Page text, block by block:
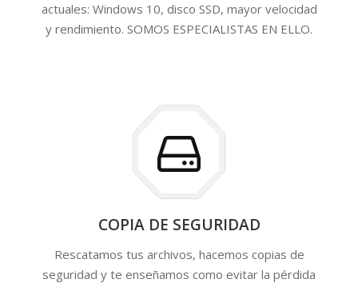
actuales: Windows 10, disco SSD, mayor velocidad
y rendimiento. SOMOS ESPECIALISTAS EN ELLO.
COPIA DE SEGURIDAD
Rescatamos tus archivos, hacemos copias de
seguridad y te enseñamos como evitar la pérdida